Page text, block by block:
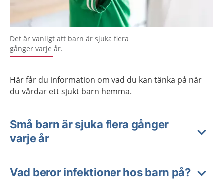
Det är vanligt att barn är sjuka flera
gånger varje år.
Här får du information om vad du kan tänka på när
du vårdar ett sjukt barn hemma.
Små barn är sjuka flera gånger
varje år
Vad beror infektioner hos barn på?